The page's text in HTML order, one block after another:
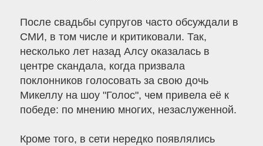
После свадьбы супругов часто обсуждали в
СМИ, в том числе и критиковали. Так,
несколько лет назад Алсу оказалась в
центре скандала, когда призвала
поклонников голосовать за свою дочь
Микеллу на шоу "Голос", чем привела её к
победе: по мнению многих, незаслуженной.
Кроме того, в сети нередко появлялись